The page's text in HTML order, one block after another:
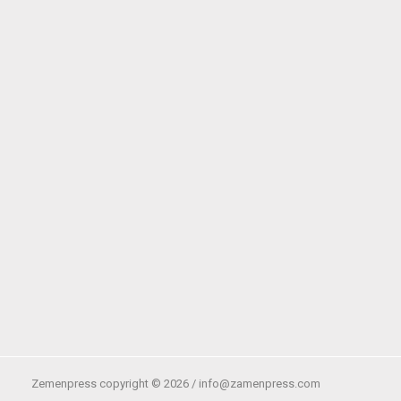
Zemenpress copyright © 2026 / info@zamenpress.com